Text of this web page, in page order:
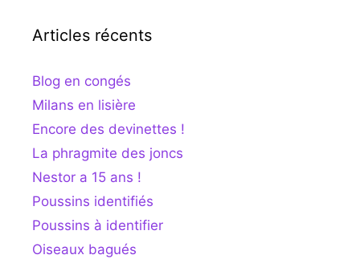
Articles récents
Blog en congés
Milans en lisière
Encore des devinettes !
La phragmite des joncs
Nestor a 15 ans !
Poussins identifiés
Poussins à identifier
Oiseaux bagués